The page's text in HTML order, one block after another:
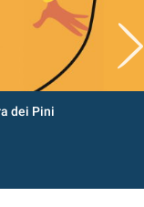
dei Pini